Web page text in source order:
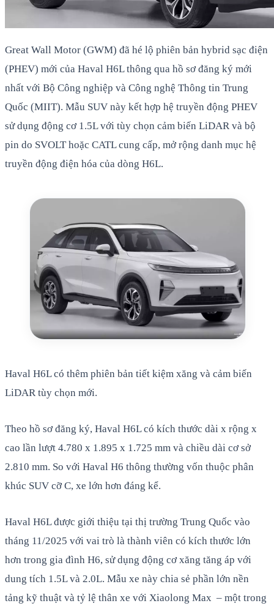
Great Wall Motor (GWM) đã hé lộ phiên bản hybrid sạc điện
(PHEV) mới của Haval H6L thông qua hồ sơ đăng ký mới
nhất với Bộ Công nghiệp và Công nghệ Thông tin Trung
Quốc (MIIT). Mẫu SUV này kết hợp hệ truyền động PHEV
sử dụng động cơ 1.5L với tùy chọn cảm biến LiDAR và bộ
pin do SVOLT hoặc CATL cung cấp, mở rộng danh mục hệ
truyền động điện hóa của dòng H6L.
Haval H6L có thêm phiên bản tiết kiệm xăng và cảm biến
LiDAR tùy chọn mới.
Theo hồ sơ đăng ký, Haval H6L có kích thước dài x rộng x
cao lần lượt 4.780 x 1.895 x 1.725 mm và chiều dài cơ sở
2.810 mm. So với Haval H6 thông thường vốn thuộc phân
khúc SUV cỡ C, xe lớn hơn đáng kể.
Haval H6L được giới thiệu tại thị trường Trung Quốc vào
tháng 11/2025 với vai trò là thành viên có kích thước lớn
hơn trong gia đình H6, sử dụng động cơ xăng tăng áp với
dung tích 1.5L và 2.0L. Mẫu xe này chia sẻ phần lớn nền
tảng kỹ thuật và tỷ lệ thân xe với Xiaolong Max – một trong